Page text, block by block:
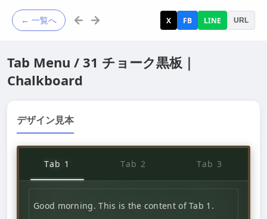
← 一覧へ X FB LINE URL
Tab Menu / 31 チョーク黒板｜
Chalkboard
デザイン見本
Tab 1 Tab 2 Tab 3
Good morning. This is the content of Tab 1.